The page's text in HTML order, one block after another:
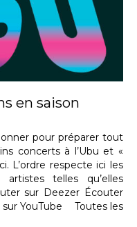
en saison
pour préparer tout
concerts à l’Ubu et «
L’ordre respecte ici les
telles qu’elles
sur Deezer Écouter
YouTube Toutes les